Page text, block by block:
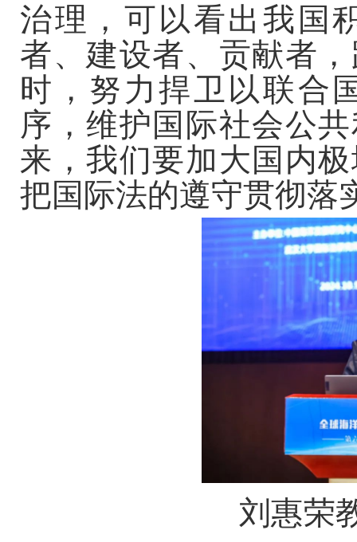
治理，可以看出我国
者、建设者、贡献者
时，努力捍卫以联合
序，维护国际社会公
来，我们要加大国内
把国际法的遵守贯彻落
刘惠荣